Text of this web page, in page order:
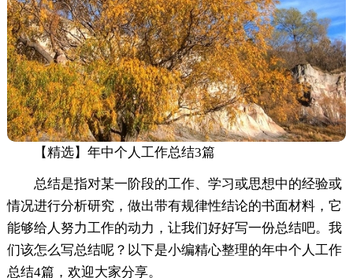
【精选】年中个人工作总结3篇
总结是指对某一阶段的工作、学习或思想中的经验或
情况进行分析研究，做出带有规律性结论的书面材料，它
能够给人努力工作的动力，让我们好好写一份总结吧。我
们该怎么写总结呢？以下是小编精心整理的年中个人工作
总结4篇，欢迎大家分享。